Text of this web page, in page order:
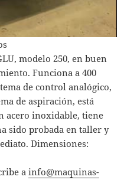
modelo 250, en buen
Funciona a 400
de control analógico,
de aspiración, está
acero inoxidable, tiene
sido probada en taller y
Dimensiones:
ainfo@maquinas-